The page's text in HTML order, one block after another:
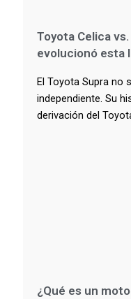
Toyota Celica
evolucionó esta
El Toyota Supra no
independiente. Su
derivación del
¿Qué es un